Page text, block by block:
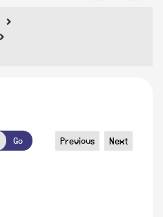
Go Previous Next